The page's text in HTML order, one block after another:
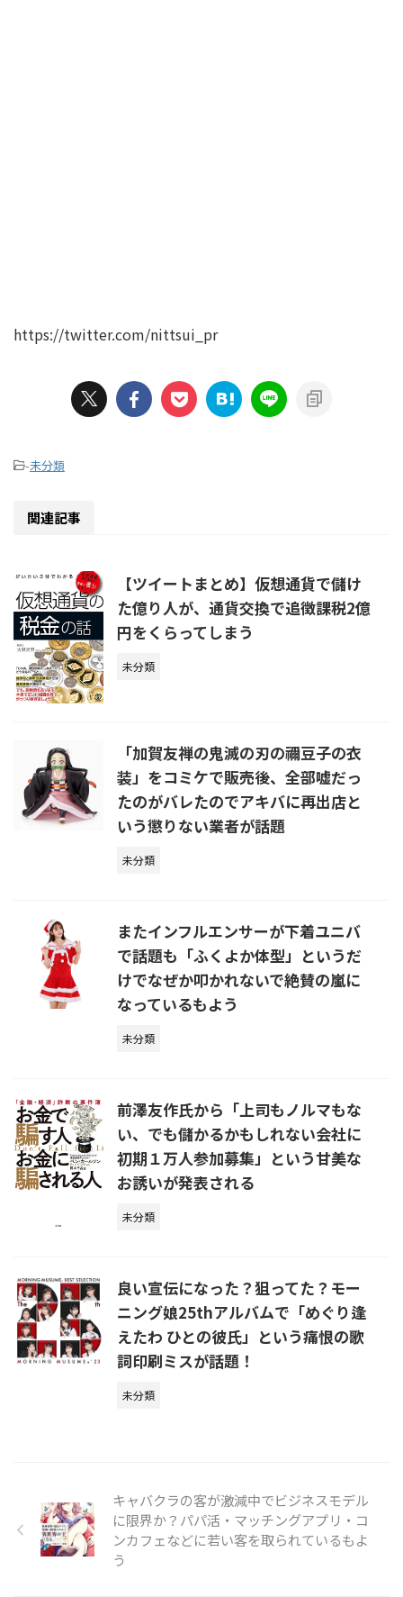
https://twitter.com/nittsui_pr
-未分類
関連記事
【ツイートまとめ】仮想通貨で儲け
た億り人が、通貨交換で追徴課税2億
円をくらってしまう
未分類
「加賀友禅の鬼滅の刃の禰豆子の衣
装」をコミケで販売後、全部嘘だっ
たのがバレたのでアキバに再出店と
いう懲りない業者が話題
未分類
またインフルエンサーが下着ユニバ
で話題も「ふくよか体型」というだ
けでなぜか叩かれないで絶賛の嵐に
なっているもよう
未分類
前澤友作氏から「上司もノルマもな
い、でも儲かるかもしれない会社に
初期１万人参加募集」という甘美な
お誘いが発表される
未分類
良い宣伝になった？狙ってた？モー
ニング娘25thアルバムで「めぐり逢
えたわ ひとの彼氏」という痛恨の歌
詞印刷ミスが話題！
未分類
キャバクラの客が激減中でビジネスモデル
に限界か？パパ活・マッチングアプリ・コ
ンカフェなどに若い客を取られているもよ
う